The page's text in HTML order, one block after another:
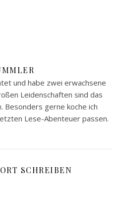
und habe zwei erwachsene
Leidenschaften sind das
Besonders gerne koche ich
Lese-Abenteuer passen.
SCHREIBEN